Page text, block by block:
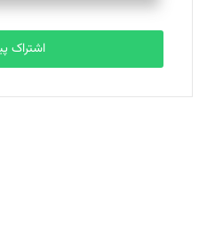
تحریریه
بابک نقاش
تحریریه
اشتراک